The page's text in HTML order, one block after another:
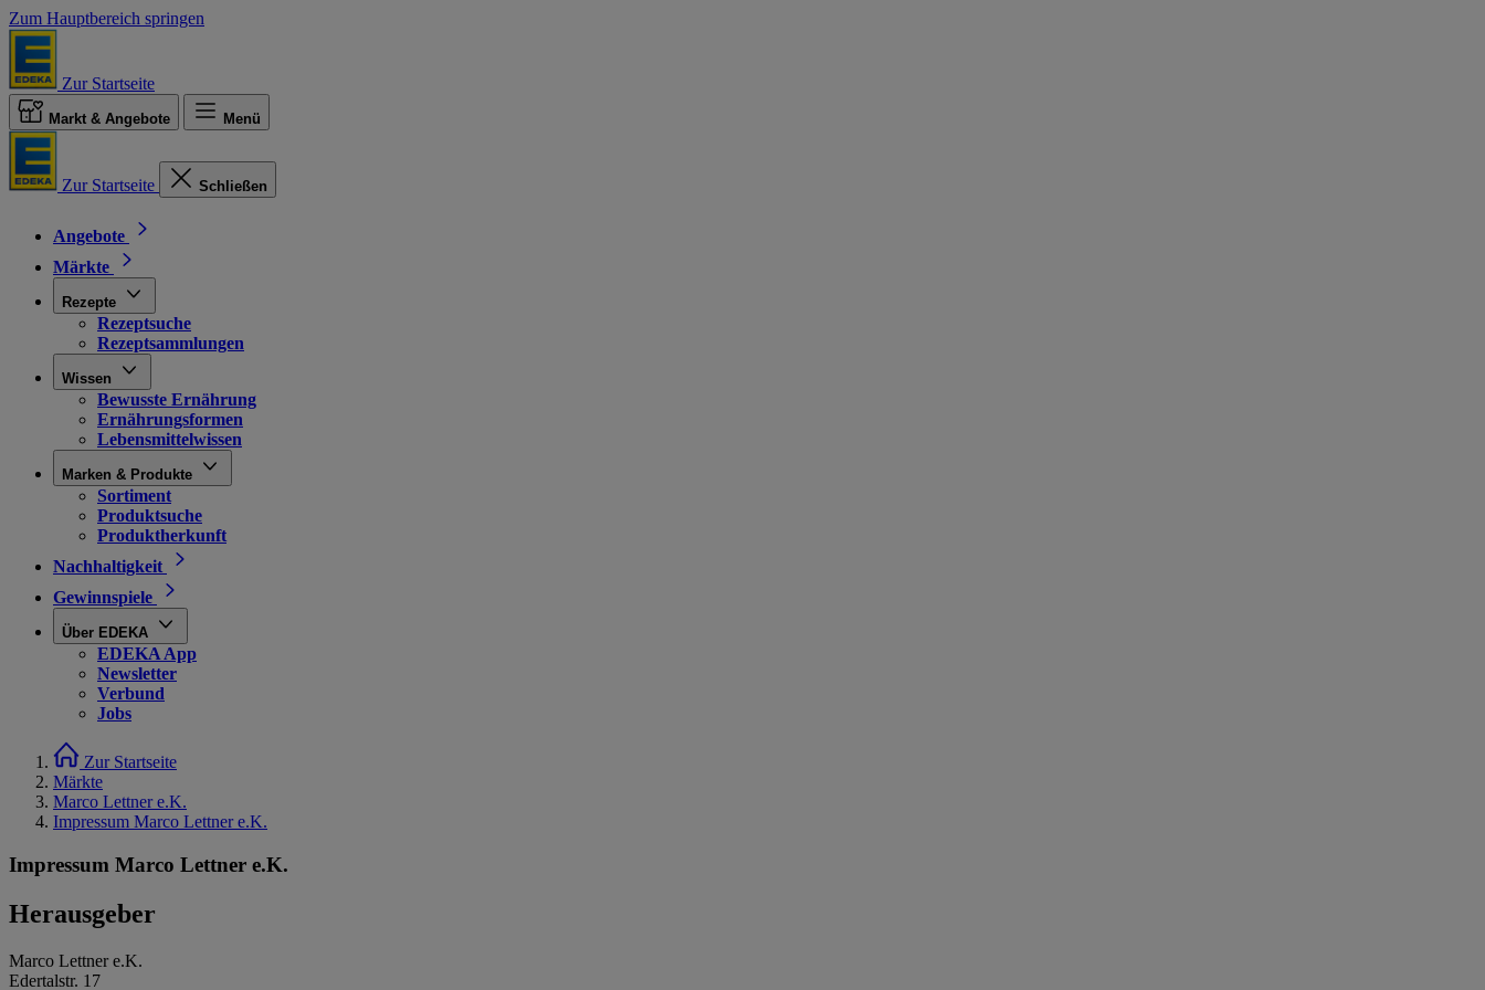
Zum Hauptbereich springen
Zur Startseite
Markt & Angebote Menü
Zur Startseite Schließen
Angebote
Märkte
Rezepte
Rezeptsuche
Rezeptsammlungen
Wissen
Bewusste Ernährung
Ernährungsformen
Lebensmittelwissen
Marken & Produkte
Sortiment
Produktsuche
Produktherkunft
Nachhaltigkeit
Gewinnspiele
Über EDEKA
EDEKA App
Newsletter
Verbund
Jobs
Zur Startseite
Märkte
Marco Lettner e.K.
Impressum Marco Lettner e.K.
Impressum Marco Lettner e.K.
Herausgeber
Marco Lettner e.K.
Edertalstr. 17